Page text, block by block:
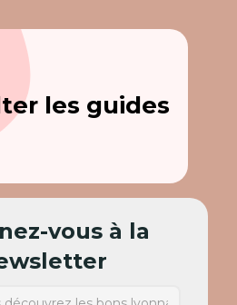
les guides
vous à la